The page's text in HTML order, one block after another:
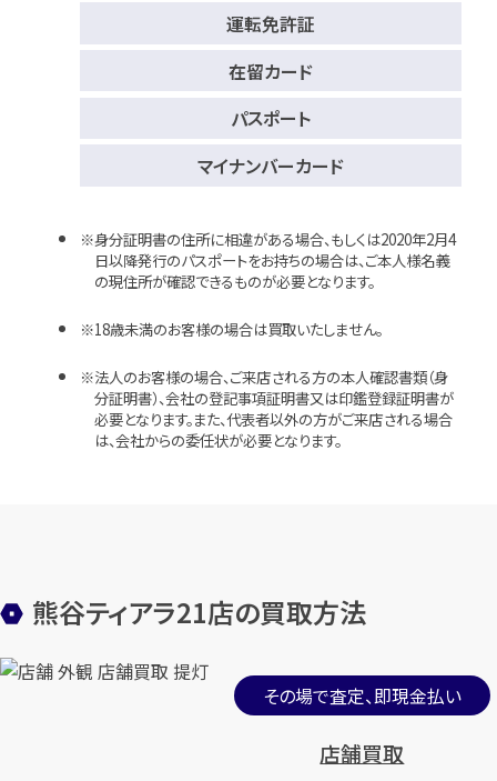
運転免許証
在留カード
パスポート
マイナンバーカード
身分証明書の住所に相違がある場合、もしくは2020年2月4
日以降発行のパスポートをお持ちの場合は、ご本人様名義
の現住所が確認できるものが必要となります。
18歳未満のお客様の場合は買取いたしません。
法人のお客様の場合、ご来店される方の本人確認書類（身
分証明書）、会社の登記事項証明書又は印鑑登録証明書が
必要となります。また、代表者以外の方がご来店される場合
は、会社からの委任状が必要となります。
熊谷ティアラ21店の買取方法
その場で査定、即現金払い
店舗買取